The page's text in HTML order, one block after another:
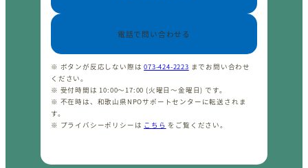
電話で問い合わせる
※ ボタンが反応しない際は073-424-2223 までお問い合わせ
ください。
※ 受付時間は 10:00〜17:00 (火曜日〜金曜日) です。
※ 不在時は、和歌山県NPOサポートセンターに転送されま
す。
※ プライバシーポリシーは こちら をご覧ください。